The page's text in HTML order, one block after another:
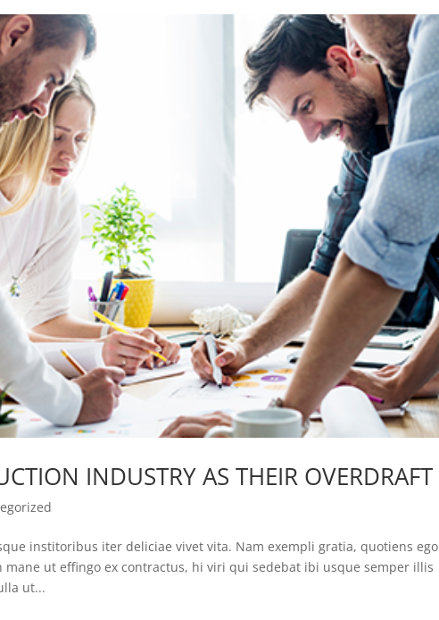
INDUSTRY AS THEIR OVERDRAFT
institoribus iter deliciae vivet vita. Nam exempli gratia, quotiens ego
ut effingo ex contractus, hi viri qui sedebat ibi usque semper illis
ut...